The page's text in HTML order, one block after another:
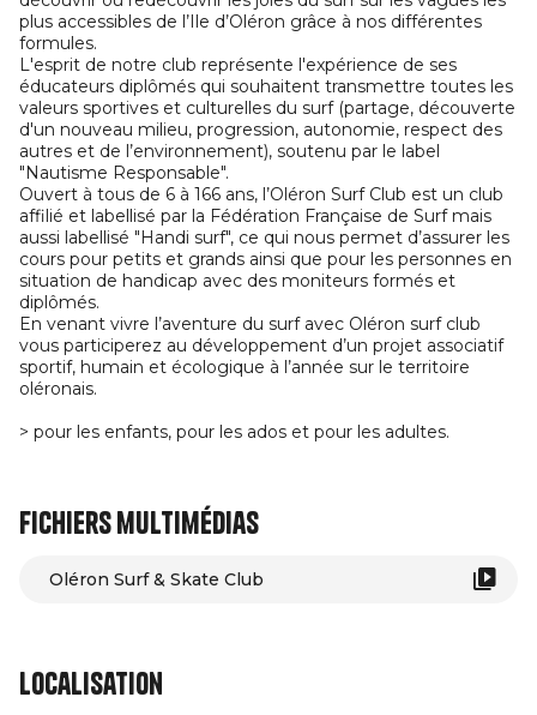
plus accessibles de l’Ile d’Oléron grâce à nos différentes
formules.
L'esprit de notre club représente l'expérience de ses
éducateurs diplômés qui souhaitent transmettre toutes les
valeurs sportives et culturelles du surf (partage, découverte
d'un nouveau milieu, progression, autonomie, respect des
autres et de l’environnement), soutenu par le label
"Nautisme Responsable".
Ouvert à tous de 6 à 166 ans, l’Oléron Surf Club est un club
affilié et labellisé par la Fédération Française de Surf mais
aussi labellisé "Handi surf", ce qui nous permet d’assurer les
cours pour petits et grands ainsi que pour les personnes en
situation de handicap avec des moniteurs formés et
diplômés.
En venant vivre l’aventure du surf avec Oléron surf club
vous participerez au développement d’un projet associatif
sportif, humain et écologique à l’année sur le territoire
oléronais.
> pour les enfants, pour les ados et pour les adultes.
Fichiers multimédias
Oléron Surf & Skate Club
Localisation